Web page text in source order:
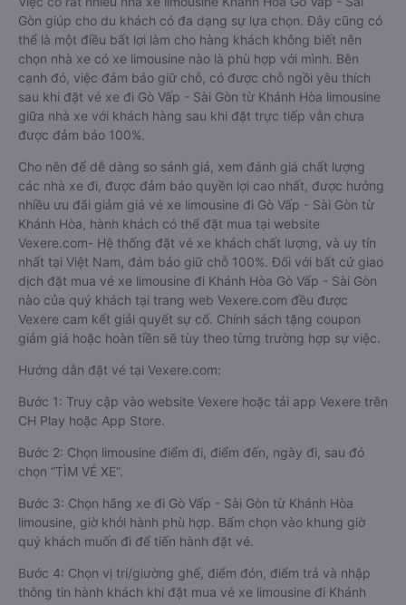
Gòn giúp cho du khách có đa dạng sự lựa chọn. Đây cũng có
thể là một điều bất lợi làm cho hàng khách không biết nên
chọn nhà xe có xe limousine nào là phù hợp với mình. Bên
cạnh đó, việc đảm bảo giữ chỗ, có được chỗ ngồi yêu thích
sau khi đặt vé xe đi Gò Vấp - Sài Gòn từ Khánh Hòa limousine
giữa nhà xe với khách hàng sau khi đặt trực tiếp vẫn chưa
được đảm bảo 100%.
Cho nên để dễ dàng so sánh giá, xem đánh giá chất lượng
các nhà xe đi, được đảm bảo quyền lợi cao nhất, được hưởng
nhiều ưu đãi giảm giá vé xe limousine đi Gò Vấp - Sài Gòn từ
Khánh Hòa, hành khách có thể đặt mua tại website
Vexere.com- Hệ thống đặt vé xe khách chất lượng, và uy tín
nhất tại Việt Nam, đảm bảo giữ chỗ 100%. Đối với bất cứ giao
dịch đặt mua vé xe limousine đi Khánh Hòa Gò Vấp - Sài Gòn
nào của quý khách tại trang web Vexere.com đều được
Vexere cam kết giải quyết sự cố. Chính sách tặng coupon
giảm giá hoặc hoàn tiền sẽ tùy theo từng trường hợp sự việc.
Hướng dẫn đặt vé tại Vexere.com:
Bước 1: Truy cập vào website Vexere hoặc tải app Vexere trên
CH Play hoặc App Store.
Bước 2: Chọn limousine điểm đi, điểm đến, ngày đi, sau đó
chọn “TÌM VÉ XE”.
Bước 3: Chọn hãng xe đi Gò Vấp - Sài Gòn từ Khánh Hòa
limousine, giờ khởi hành phù hợp. Bấm chọn vào khung giờ
quý khách muốn đi để tiến hành đặt vé.
Bước 4: Chọn vị trí/giường ghế, điểm đón, điểm trả và nhập
thông tin hành khách khi đặt mua vé xe limousine đi Khánh